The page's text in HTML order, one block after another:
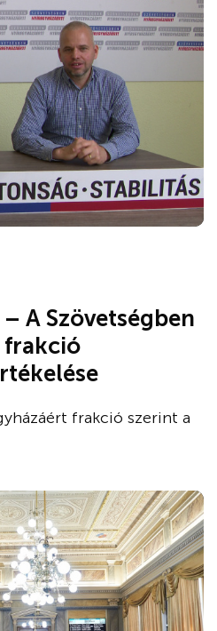
A Szövetségben
frakció
frakció szerint a